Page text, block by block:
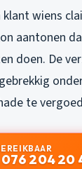
wiens
aantonen
doen. De
te
076 204 20